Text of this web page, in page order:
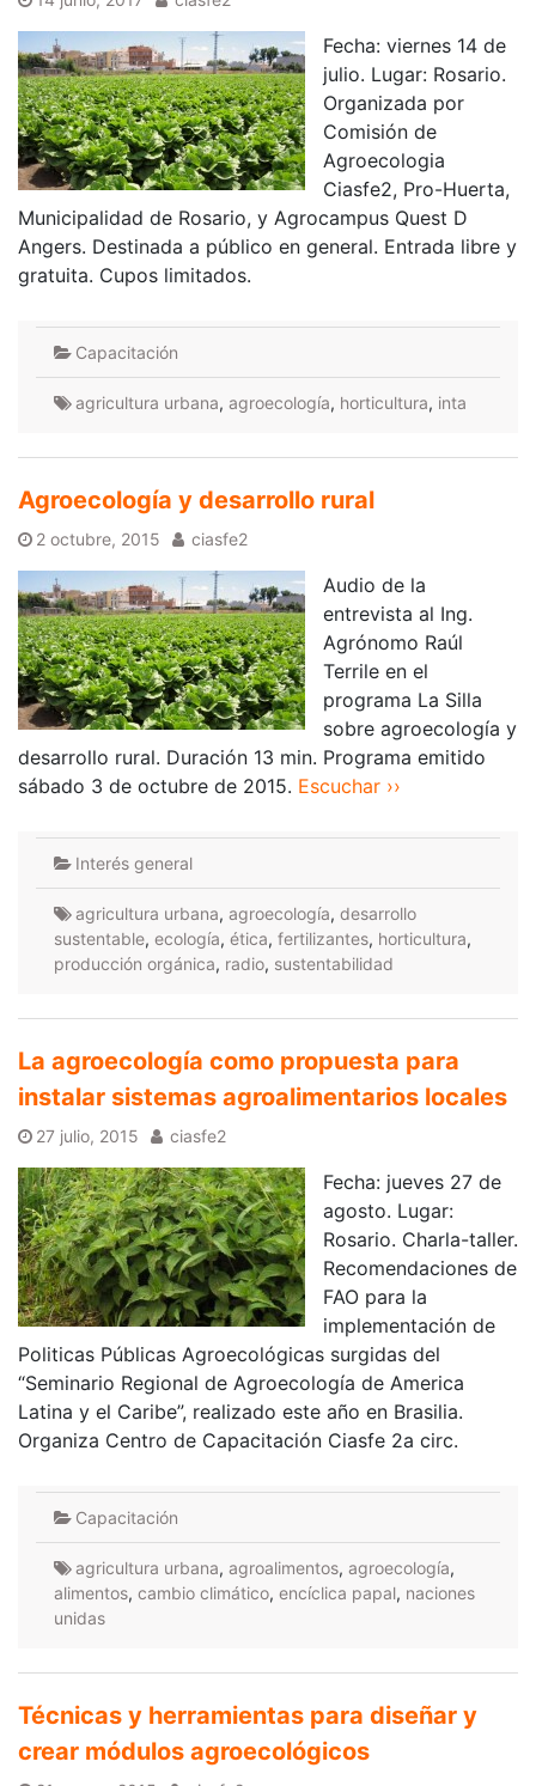
Fecha: viernes 14 de
julio. Lugar: Rosario.
Organizada por
Comisión de
Agroecologia
Ciasfe2, Pro-Huerta,
Municipalidad de Rosario, y Agrocampus Quest D
Angers. Destinada a público en general. Entrada libre y
gratuita. Cupos limitados.
Capacitación
agricultura urbana, agroecología, horticultura, inta
Agroecología y desarrollo rural
2 octubre, 2015 ciasfe2
Audio de la
entrevista al Ing.
Agrónomo Raúl
Terrile en el
programa La Silla
sobre agroecología y
desarrollo rural. Duración 13 min. Programa emitido
sábado 3 de octubre de 2015. Escuchar ››
Interés general
agricultura urbana, agroecología, desarrollo
sustentable, ecología, ética, fertilizantes, horticultura,
producción orgánica, radio, sustentabilidad
La agroecología como propuesta para
instalar sistemas agroalimentarios locales
27 julio, 2015 ciasfe2
Fecha: jueves 27 de
agosto. Lugar:
Rosario. Charla-taller.
Recomendaciones de
FAO para la
implementación de
Politicas Públicas Agroecológicas surgidas del
“Seminario Regional de Agroecología de America
Latina y el Caribe”, realizado este año en Brasilia.
Organiza Centro de Capacitación Ciasfe 2a circ.
Capacitación
agricultura urbana, agroalimentos, agroecología,
alimentos, cambio climático, encíclica papal, naciones
unidas
Técnicas y herramientas para diseñar y
crear módulos agroecológicos